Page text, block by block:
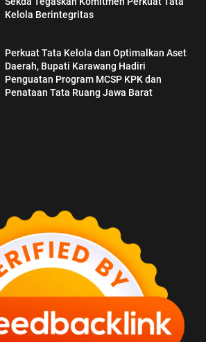
Kelola Berintegritas
Perkuat Tata Kelola dan Optimalkan Aset
Daerah, Bupati Karawang Hadiri
Penguatan Program MCSP KPK dan
Penataan Tata Ruang Jawa Barat